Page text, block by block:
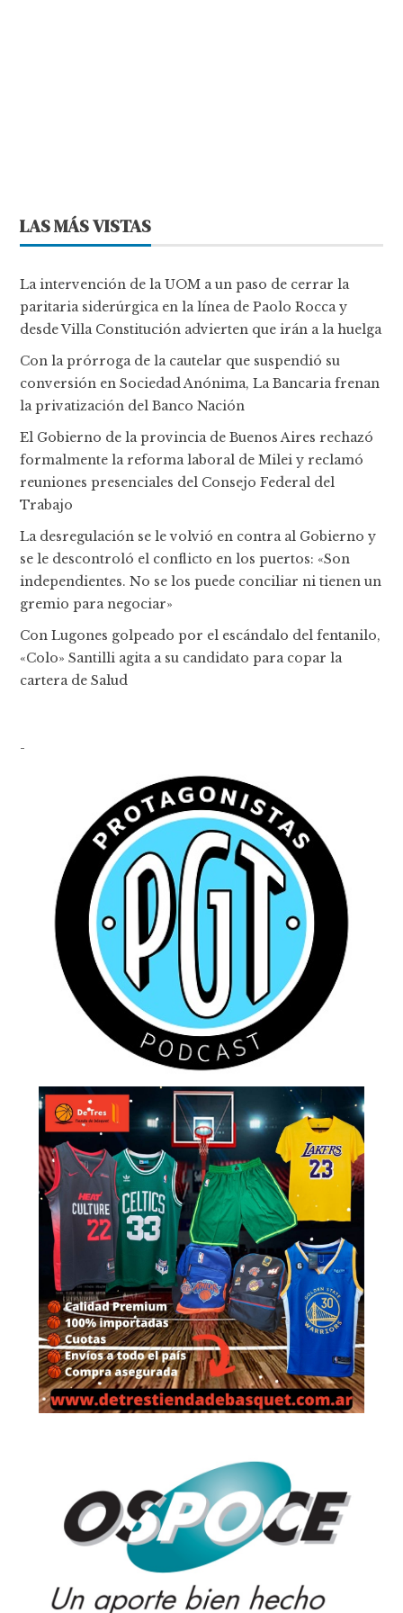
LAS MÁS VISTAS
La intervención de la UOM a un paso de cerrar la
paritaria siderúrgica en la línea de Paolo Rocca y
desde Villa Constitución advierten que irán a la huelga
Con la prórroga de la cautelar que suspendió su
conversión en Sociedad Anónima, La Bancaria frenan
la privatización del Banco Nación
El Gobierno de la provincia de Buenos Aires rechazó
formalmente la reforma laboral de Milei y reclamó
reuniones presenciales del Consejo Federal del
Trabajo
La desregulación se le volvió en contra al Gobierno y
se le descontroló el conflicto en los puertos: «Son
independientes. No se los puede conciliar ni tienen un
gremio para negociar»
Con Lugones golpeado por el escándalo del fentanilo,
«Colo» Santilli agita a su candidato para copar la
cartera de Salud
-